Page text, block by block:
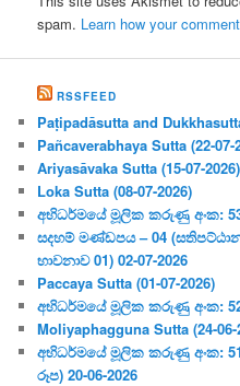
spam. Learn how your
RSSFEED
Paṭipadāsutta and
Pañcaverabhaya Sutta (22-07-
Ariyasāvaka Sutta (15-07-2026)
Loka Sutta (08-07-2026)
අභිධර්මයේ මූලික කරුණු අංක: 53
සදහම් මණ්ඩපය – 04
භාවනාව 01) 02-07-2026
Paccaya Sutta (01-07-2026)
අභිධර්මයේ මූලික කරුණු අංක: 52
Moliyaphagguna Sutta (24-06-
අභිධර්මයේ මූලික කරුණු අංක: 51
රූප) 20-06-2026